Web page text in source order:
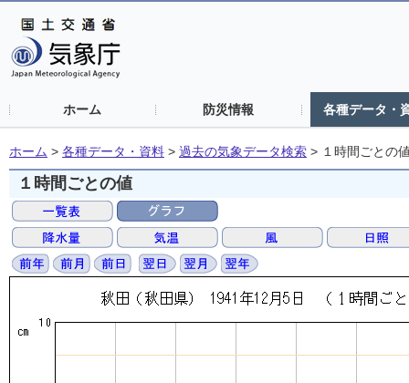
ホーム 防災情報 各種データ・
ホーム > 各種データ・資料 > 過去の気象データ検索 > １時間ごとの
１時間ごとの値